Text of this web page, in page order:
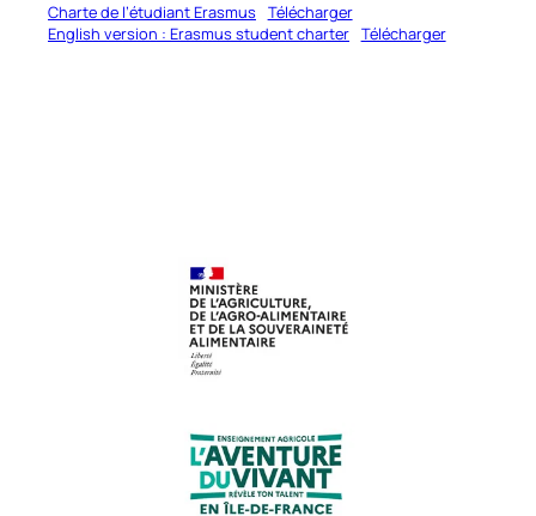
Charte de l’étudiant Erasmus Télécharger
English version : Erasmus student charter Télécharger